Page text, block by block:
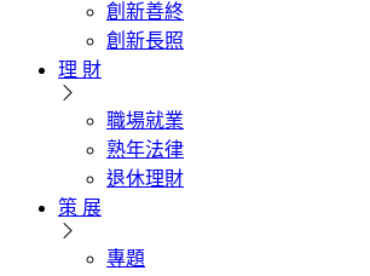
創新善終
創新長照
理 財
職場就業
熟年法律
退休理財
策 展
專題